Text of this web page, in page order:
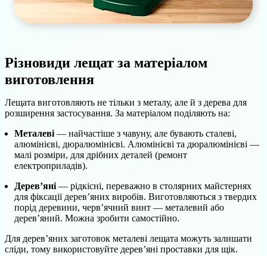
Різновиди лещат за матеріалом
виготовлення
Лещата виготовляють не тільки з металу, але й з дерева для
розширення застосування. За матеріалом поділяють на:
Металеві — найчастіше з чавуну, але бувають сталеві,
алюмінієві, дюралюмінієві. Алюмінієві та дюралюмінієві —
малі розміри, для дрібних деталей (ремонт
електроприладів).
Дерев’яні — рідкісні, переважно в столярних майстернях
для фіксації дерев’яних виробів. Виготовляються з твердих
порід деревини, черв’ячний винт — металевий або
дерев’яний. Можна зробити самостійно.
Для дерев’яних заготовок металеві лещата можуть залишати
сліди, тому використовуйте дерев’яні проставки для щік.